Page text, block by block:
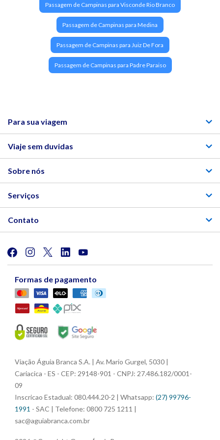
Passagem de Campinas para Visconde Rio Branco
Passagem de Campinas para Medina
Passagem de Campinas para Juiz De Fora
Passagem de Campinas para Padre Paraiso
Para sua viagem
Viaje sem duvidas
Sobre nós
Serviços
Contato
Formas de pagamento
Viação Águia Branca S.A. | Av. Mario Gurgel, 5030 |
Cariacica - ES - CEP: 29148-901 - CNPJ: 27.486.182/0001-
09
Inscricao Estadual: 080.444.20-2 | Whatsapp: (27) 99796-
1991 - SAC | Telefone: 0800 725 1211 |
sac@aguiabranca.com.br